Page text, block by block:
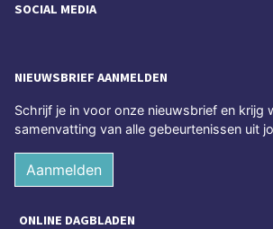
SOCIAL MEDIA
NIEUWSBRIEF AANMELDEN
Schrijf je in voor onze nieuwsbrief en krijg
samenvatting van alle gebeurtenissen uit
Aanmelden
ONLINE DAGBLADEN